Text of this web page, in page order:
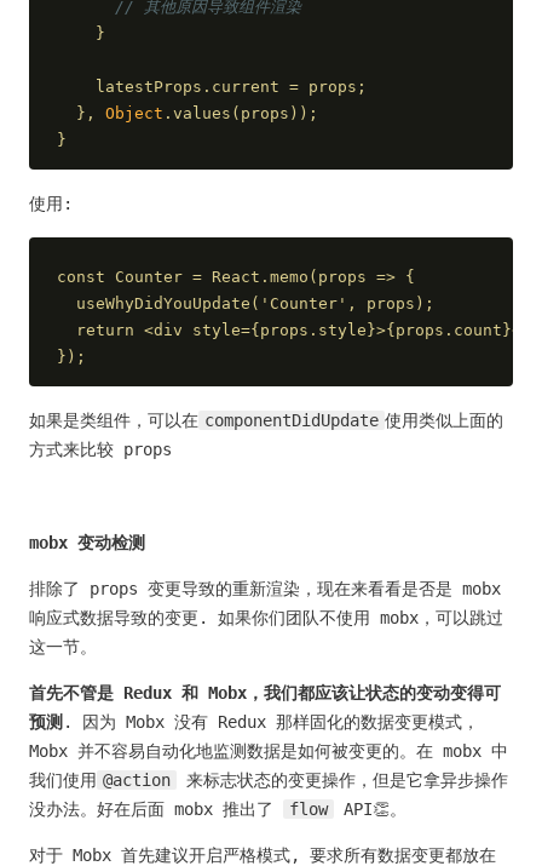
// 其他原因导致组件渲染
    }
    latestProps.current = props;
  },
Object .values(props));
}
使用:
const Counter = React.memo(props => {
  useWhyDidYouUpdate('Counter', props);
return <div style={props.style}>{props.count}</
});
如果是类组件，可以在 componentDidUpdate 使用类似上面的
方式来比较 props
mobx 变动检测
排除了 props 变更导致的重新渲染，现在来看看是否是 mobx
响应式数据导致的变更. 如果你们团队不使用 mobx，可以跳过
这一节。
首先不管是 Redux 和 Mobx，我们都应该让状态的变动变得可
预测 . 因为 Mobx 没有 Redux 那样固化的数据变更模式，
Mobx 并不容易自动化地监测数据是如何被变更的。在 mobx 中
我们使用 @action
来标志状态的变更操作，但是它拿异步操作
没办法。好在后面 mobx 推出了
flow API👏。
对于 Mobx 首先建议开启严格模式, 要求所有数据变更都放在